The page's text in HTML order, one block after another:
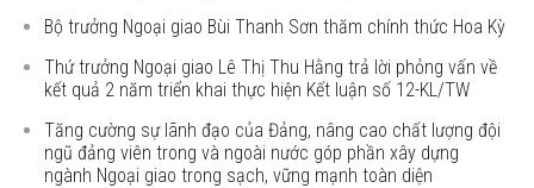
Bộ trưởng Ngoại giao Bùi Thanh Sơn thăm chính thức Hoa Kỳ
Thứ trưởng Ngoại giao Lê Thị Thu Hằng trả lời phỏng vấn về
kết quả 2 năm triển khai thực hiện Kết luận số 12-KL/TW
Tăng cường sự lãnh đạo của Đảng, nâng cao chất lượng đội
ngũ đảng viên trong và ngoài nước góp phần xây dựng
ngành Ngoại giao trong sạch, vững mạnh toàn diện